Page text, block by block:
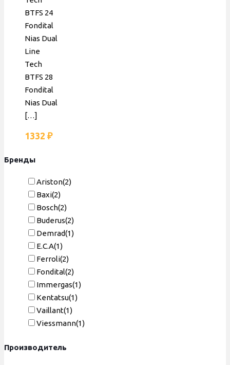
BTFS 24
Fondital
Nias Dual
Line
Tech
BTFS 28
Fondital
Nias Dual
[…]
1332 ₽
Бренды
Ariston(2)
Baxi(2)
Bosch(2)
Buderus(2)
Demrad(1)
E.C.A(1)
Ferroli(2)
Fondital(2)
Immergas(1)
Kentatsu(1)
Vaillant(1)
Viessmann(1)
Производитель